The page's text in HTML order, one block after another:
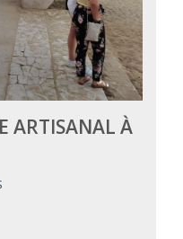
ARTISANAL À